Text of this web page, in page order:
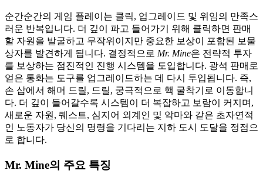
순간순간의 게임 플레이는 클릭, 업그레이드 및 위임의 만족스
러운 반복입니다. 더 깊이 파고 들어가기 위해 클릭하면 판매
할 자원을 발굴하고 무작위이지만 중요한 보상이 포함된 보물
상자를 발견하게 됩니다. 결정적으로 Mr. Mine은 전략적 투자
를 보상하는 점진적인 진행 시스템을 도입합니다. 광석 판매로
얻은 통화는 도구를 업그레이드하는 데 다시 투입됩니다. 즉,
손 삽에서 해머 드릴, 드릴, 궁극적으로 핵 굴착기로 이동합니
다. 더 깊이 들어갈수록 시스템이 더 복잡하고 보람이 커지며,
새로운 자원, 퀘스트, 심지어 외계인 및 악마와 같은 초자연적
인 노동자가 당신의 명령을 기다리는 지하 도시 도달을 정점으
로 합니다.
Mr. Mine의 주요 특징